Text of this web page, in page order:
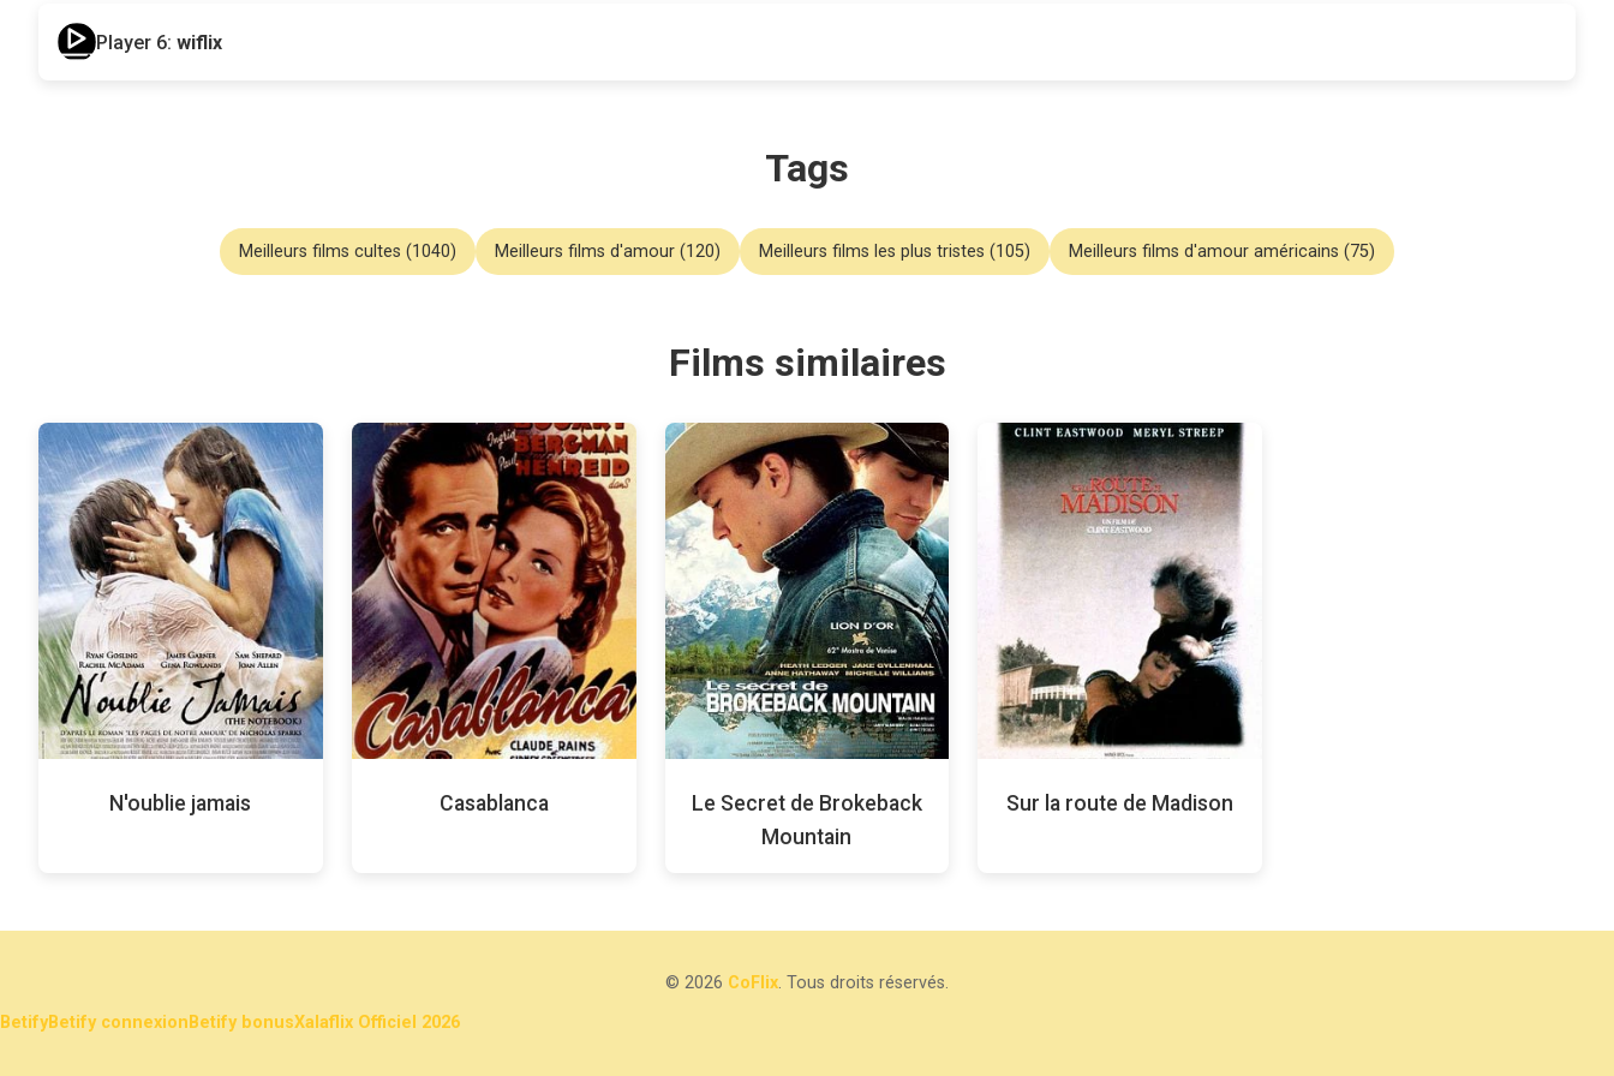
Player 6: wiflix
Tags
Meilleurs films cultes (1040) Meilleurs films d'amour (120) Meilleurs films les plus tristes (105) Meilleurs films d'amour américains (75)
Films similaires
N'oublie jamais Casablanca
Le Secret de Brokeback
Mountain
Sur la route de Madison
© 2026 CoFlix. Tous droits réservés.
BetifyBetify connexion Betify bonusXalaflix Officiel 2026